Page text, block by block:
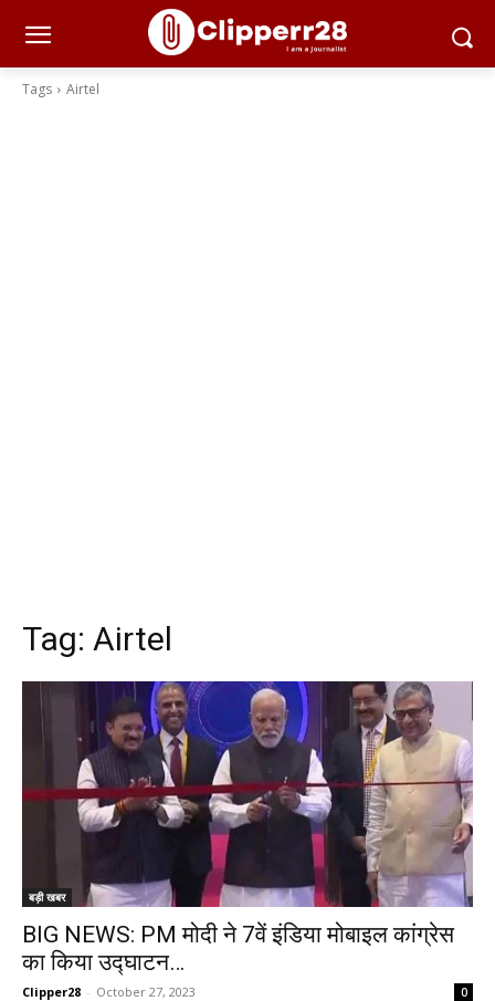
Tags Airtel
Tag: Airtel
बड़ी खबर
BIG NEWS: PM मोदी ने 7वें इंडिया मोबाइल कांग्रेस
का किया उद्घाटन…
Clipper28 - October 27, 2023 0